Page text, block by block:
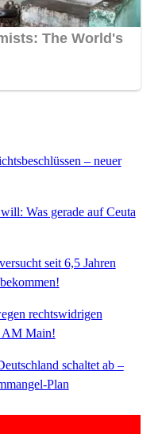
– neuer
Was gerade auf Ceuta
seit 6,5 Jahren
rechtswidrigen
Main!
schaltet ab –
Plan